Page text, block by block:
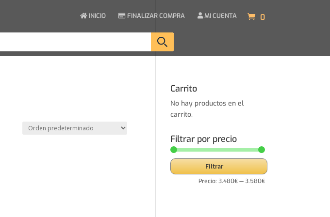
INICIO FINALIZAR COMPRA MI CUENTA 0
Carrito
No hay productos en el
carrito.
Filtrar por precio
Precio
mínimo
Precio
máximo
Filtrar
Precio: 3.480€—3.580€